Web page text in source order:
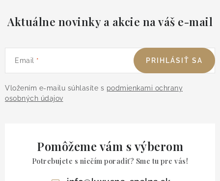
Aktuálne novinky a akcie na váš e-mail
Email
Vložením e-mailu súhlasíte s podmienkami ochrany
osobných údajov
PRIHLÁSIŤ SA
Pomôžeme vám s výberom
Potrebujete s niečím poradiť? Sme tu pre vás!